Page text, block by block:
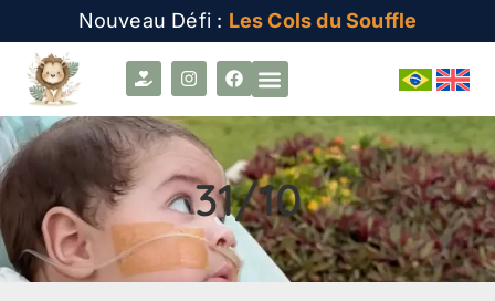
Nouveau Défi : Les Cols du Souffle
31/10